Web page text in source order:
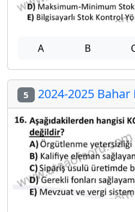
A B
5 2024-2025 Bahar